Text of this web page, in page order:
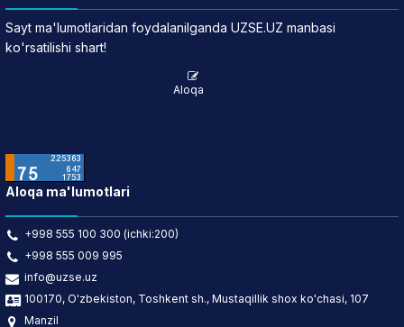
Sayt ma'lumotlaridan foydalanilganda UZSE.UZ manbasi
ko'rsatilishi shart!
Aloqa
Aloqa ma'lumotlari
+998 555 100 300 (ichki:200)
+998 555 009 995
info@uzse.uz
100170, O'zbekiston, Toshkent sh., Mustaqillik shox ko'chasi, 107
Manzil